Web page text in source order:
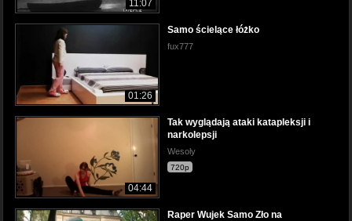
11:07
01:26
Samo ścielące łóżko
fux777
04:44
Tak wyglądają ataki katapleksji i
narkolepsji
Wesoly
720p
Raper Wujek Samo Zło na